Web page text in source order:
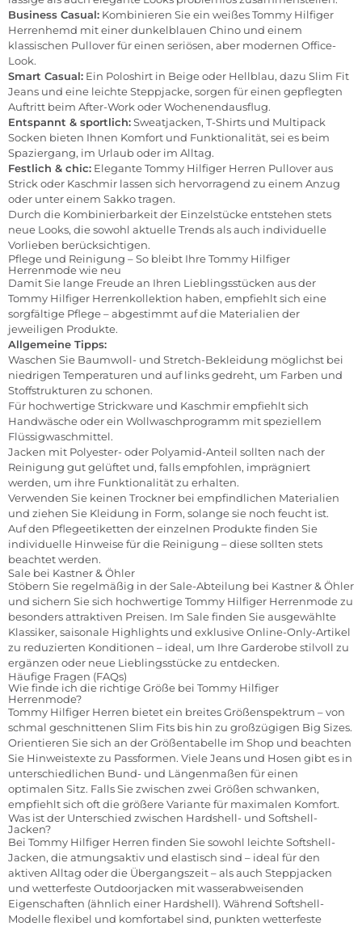
Business Casual: Kombinieren Sie ein weißes Tommy Hilfiger
Herrenhemd mit einer dunkelblauen Chino und einem
klassischen Pullover für einen seriösen, aber modernen Office-
Look.
Smart Casual: Ein Poloshirt in Beige oder Hellblau, dazu Slim Fit
Jeans und eine leichte Steppjacke, sorgen für einen gepflegten
Auftritt beim After-Work oder Wochenendausflug.
Entspannt & sportlich:Sweatjacken, T-Shirts und Multipack
Socken bieten Ihnen Komfort und Funktionalität, sei es beim
Spaziergang, im Urlaub oder im Alltag.
Festlich & chic: Elegante Tommy Hilfiger Herren Pullover aus
Strick oder Kaschmir lassen sich hervorragend zu einem Anzug
oder unter einem Sakko tragen.
Durch die Kombinierbarkeit der Einzelstücke entstehen stets
neue Looks, die sowohl aktuelle Trends als auch individuelle
Vorlieben berücksichtigen.
Pflege und Reinigung – So bleibt Ihre Tommy Hilfiger
Herrenmode wie neu
Damit Sie lange Freude an Ihren Lieblingsstücken aus der
Tommy Hilfiger Herrenkollektion haben, empfiehlt sich eine
sorgfältige Pflege – abgestimmt auf die Materialien der
jeweiligen Produkte.
Allgemeine Tipps:
Waschen Sie Baumwoll- und Stretch-Bekleidung möglichst bei
niedrigen Temperaturen und auf links gedreht, um Farben und
Stoffstrukturen zu schonen.
Für hochwertige Strickware und Kaschmir empfiehlt sich
Handwäsche oder ein Wollwaschprogramm mit speziellem
Flüssigwaschmittel.
Jacken mit Polyester- oder Polyamid-Anteil sollten nach der
Reinigung gut gelüftet und, falls empfohlen, imprägniert
werden, um ihre Funktionalität zu erhalten.
Verwenden Sie keinen Trockner bei empfindlichen Materialien
und ziehen Sie Kleidung in Form, solange sie noch feucht ist.
Auf den Pflegeetiketten der einzelnen Produkte finden Sie
individuelle Hinweise für die Reinigung – diese sollten stets
beachtet werden.
Sale bei Kastner & Öhler
Stöbern Sie regelmäßig in der Sale-Abteilung bei Kastner & Öhler
und sichern Sie sich hochwertige Tommy Hilfiger Herrenmode zu
besonders attraktiven Preisen. Im Sale finden Sie ausgewählte
Klassiker, saisonale Highlights und exklusive Online-Only-Artikel
zu reduzierten Konditionen – ideal, um Ihre Garderobe stilvoll zu
ergänzen oder neue Lieblingsstücke zu entdecken.
Häufige Fragen (FAQs)
Wie finde ich die richtige Größe bei Tommy Hilfiger
Herrenmode?
Tommy Hilfiger Herren bietet ein breites Größenspektrum – von
schmal geschnittenen Slim Fits bis hin zu großzügigen Big Sizes.
Orientieren Sie sich an der Größentabelle im Shop und beachten
Sie Hinweistexte zu Passformen. Viele Jeans und Hosen gibt es in
unterschiedlichen Bund- und Längenmaßen für einen
optimalen Sitz. Falls Sie zwischen zwei Größen schwanken,
empfiehlt sich oft die größere Variante für maximalen Komfort.
Was ist der Unterschied zwischen Hardshell- und Softshell-
Jacken?
Bei Tommy Hilfiger Herren finden Sie sowohl leichte Softshell-
Jacken, die atmungsaktiv und elastisch sind – ideal für den
aktiven Alltag oder die Übergangszeit – als auch Steppjacken
und wetterfeste Outdoorjacken mit wasserabweisenden
Eigenschaften (ähnlich einer Hardshell). Während Softshell-
Modelle flexibel und komfortabel sind, punkten wetterfeste